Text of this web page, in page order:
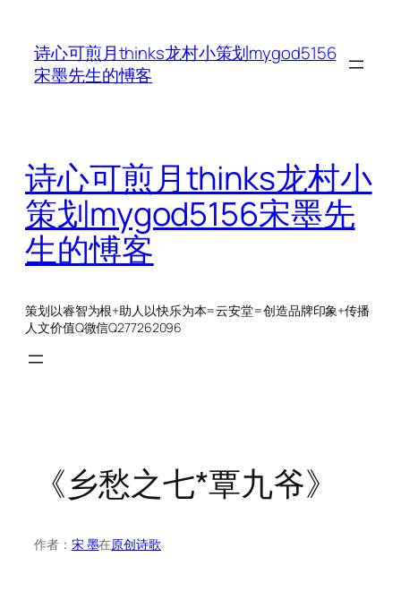
诗心可煎月thinks龙村小策划mygod5156
宋墨先生的愽客
诗心可煎月thinks龙村小
策划mygod5156宋墨先
生的愽客
策划以睿智为根+助人以快乐为本=云安堂=创造品牌印象+传播
人文价值Q微信Q277262096
《乡愁之七*覃九爷》
作者： 宋 墨在原创诗歌